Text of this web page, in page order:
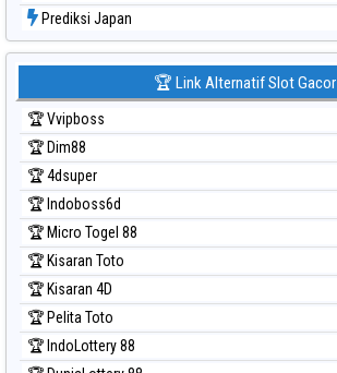
Prediksi Japan
Prediksi Japan 6d
Prediksi Kuda Lari
Prediksi Magnum Cambodia
Prediksi Nagoya
Prediksi North Carolina Day
Prediksi Pcso
Prediksi Sao Paulo
Prediksi Singapore
Prediksi Sydney
Prediksi Sydney Lottery
Prediksi Sydney Lottery 6d
🏆 Link Alternatif Slot Gacor
🏆 Vvipboss
🏆 Dim88
🏆 4dsuper
🏆 Indoboss6d
🏆 Micro Togel 88
🏆 Kisaran Toto
🏆 Kisaran 4D
🏆 Pelita Toto
🏆 IndoLottery 88